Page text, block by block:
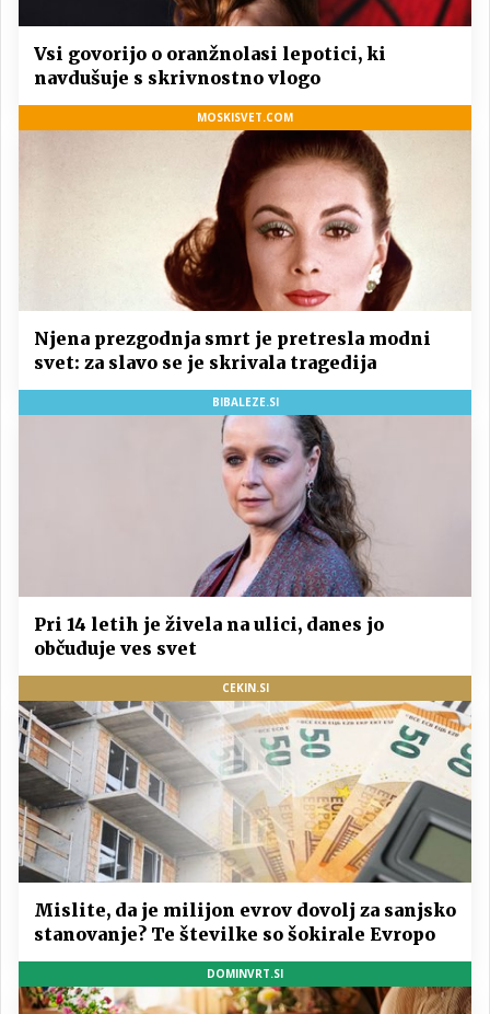
Vsi govorijo o oranžnolasi lepotici, ki
navdušuje s skrivnostno vlogo
MOSKISVET.COM
Njena prezgodnja smrt je pretresla modni
svet: za slavo se je skrivala tragedija
BIBALEZE.SI
Pri 14 letih je živela na ulici, danes jo
občuduje ves svet
CEKIN.SI
Mislite, da je milijon evrov dovolj za sanjsko
stanovanje? Te številke so šokirale Evropo
DOMINVRT.SI